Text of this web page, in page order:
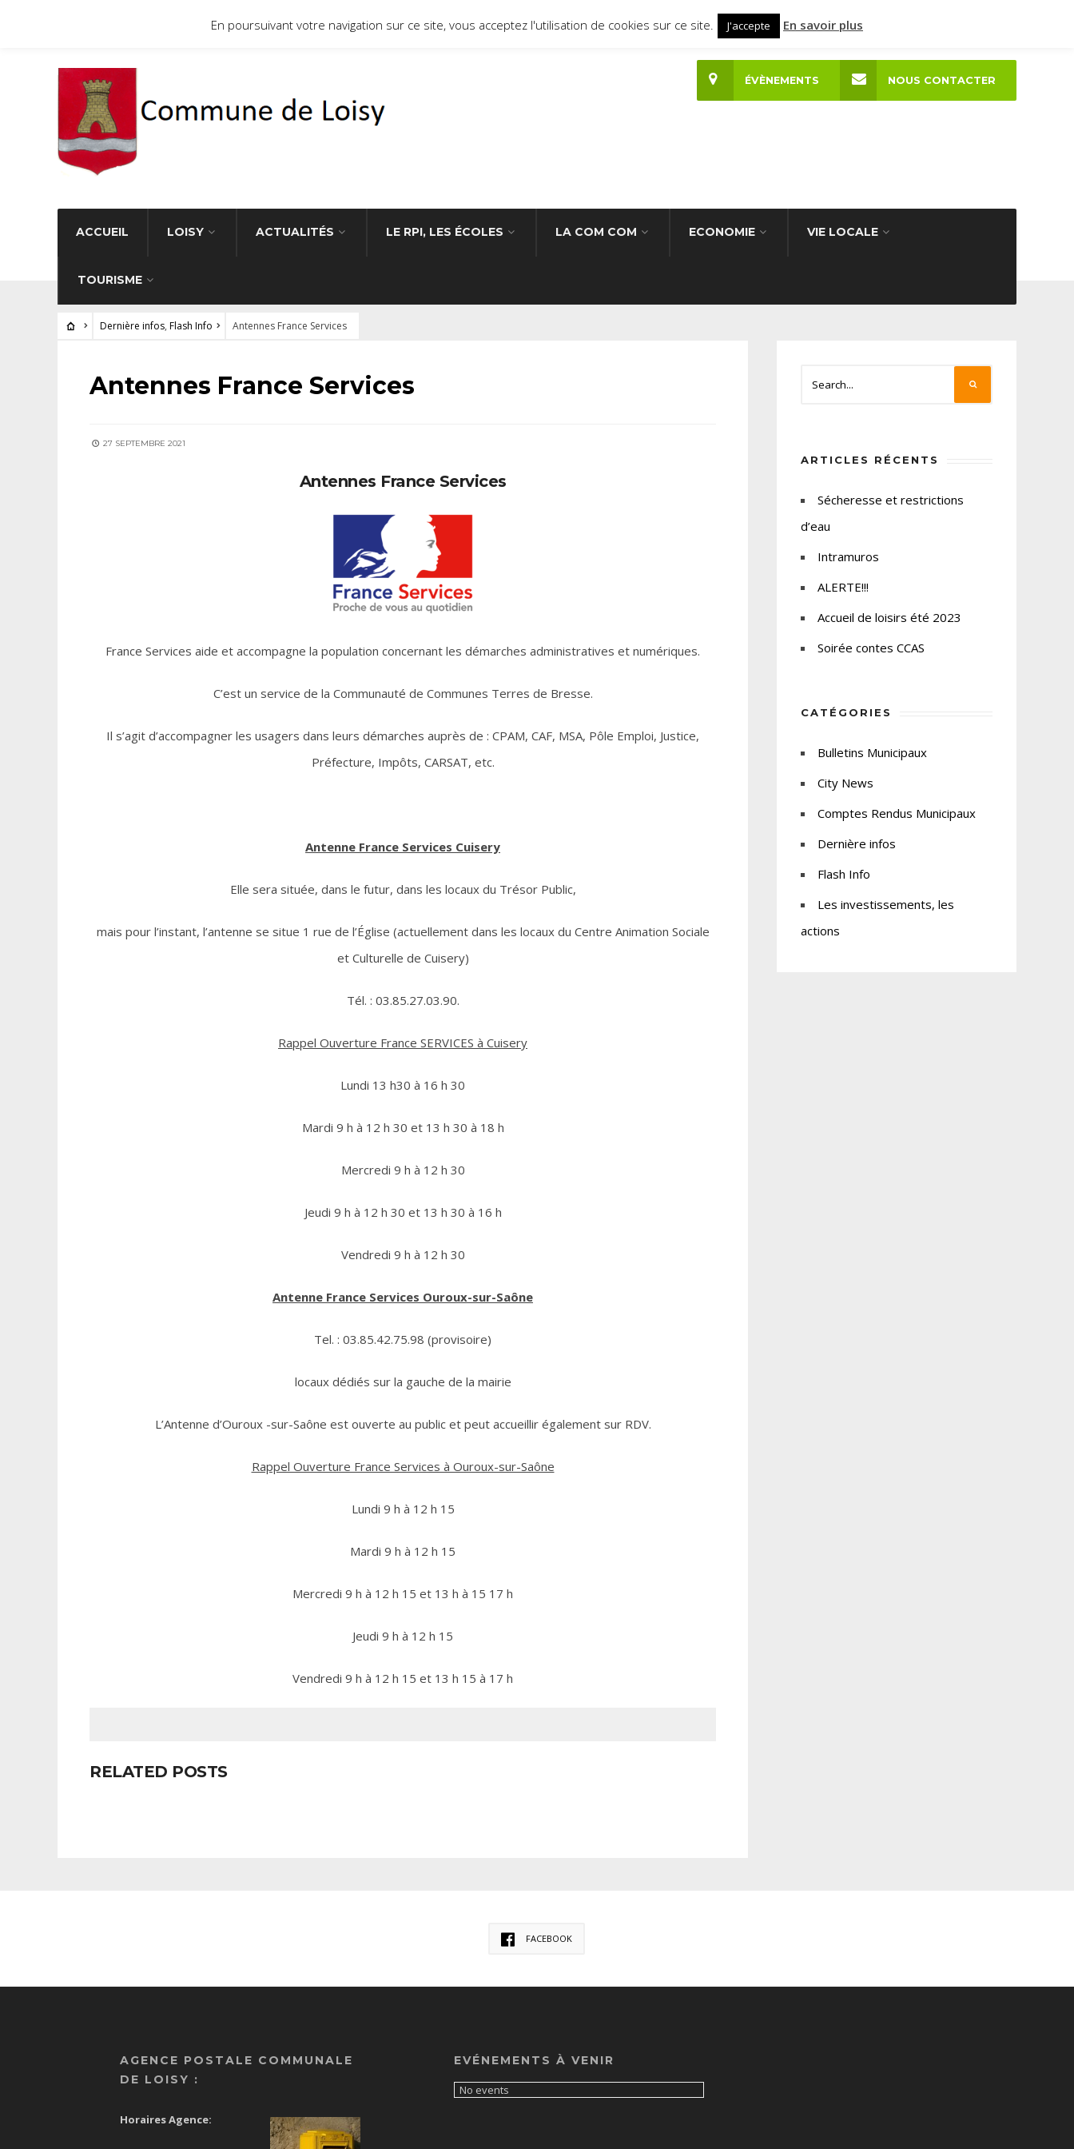
Site officiel de la commune de Loisy 71290
ACCUEIL LOISY ACTUALITÉS LE RPI, LES ÉCOLES LA COM COM ECONOMIE VIE LOCALE
TOURISME
ÉVÈNEMENTS NOUS CONTACTER
Dernière infos, Flash Info Antennes France Services
DERNIÈRE INFOS • FLASH INFO
Antennes France Services
27 SEPTEMBRE 2021
Antennes France Services
France Services aide et accompagne la population concernant les démarches administratives et numériques.
C’est un service de la Communauté de Communes Terres de Bresse.
Il s’agit d’accompagner les usagers dans leurs démarches auprès de : CPAM, CAF, MSA, Pôle Emploi, Justice,
Préfecture, Impôts, CARSAT, etc.
Antenne France Services Cuisery
Elle sera située, dans le futur, dans les locaux du Trésor Public,
mais pour l’instant, l’antenne se situe 1 rue de l’Église (actuellement dans les locaux du Centre Animation Sociale
et Culturelle de Cuisery)
Tél. : 03.85.27.03.90.
Rappel Ouverture France SERVICES à Cuisery
Lundi 13 h30 à 16 h 30
Mardi 9 h à 12 h 30 et 13 h 30 à 18 h
Mercredi 9 h à 12 h 30
Jeudi 9 h à 12 h 30 et 13 h 30 à 16 h
Vendredi 9 h à 12 h 30
Antenne France Services Ouroux-sur-Saône
Tel. : 03.85.42.75.98 (provisoire)
locaux dédiés sur la gauche de la mairie
L’Antenne d’Ouroux -sur-Saône est ouverte au public et peut accueillir également sur RDV.
Rappel Ouverture France Services à Ouroux-sur-Saône
Lundi 9 h à 12 h 15
Mardi 9 h à 12 h 15
Mercredi 9 h à 12 h 15 et 13 h à 15 17 h
Jeudi 9 h à 12 h 15
Vendredi 9 h à 12 h 15 et 13 h 15 à 17 h
RELATED POSTS
ARTICLES RÉCENTS
Sécheresse et restrictions
d’eau
Intramuros
ALERTE!!!
Accueil de loisirs été 2023
Soirée contes CCAS
CATÉGORIES
Bulletins Municipaux
City News
Comptes Rendus Municipaux
Dernière infos
Flash Info
Les investissements, les
actions
FACEBOOK
AGENCE POSTALE COMMUNALE
DE LOISY :
Horaires Agence:
EVÉNEMENTS À VENIR
No events
En poursuivant votre navigation sur ce site, vous acceptez l'utilisation de cookies sur ce site. J'accepte En savoir plus